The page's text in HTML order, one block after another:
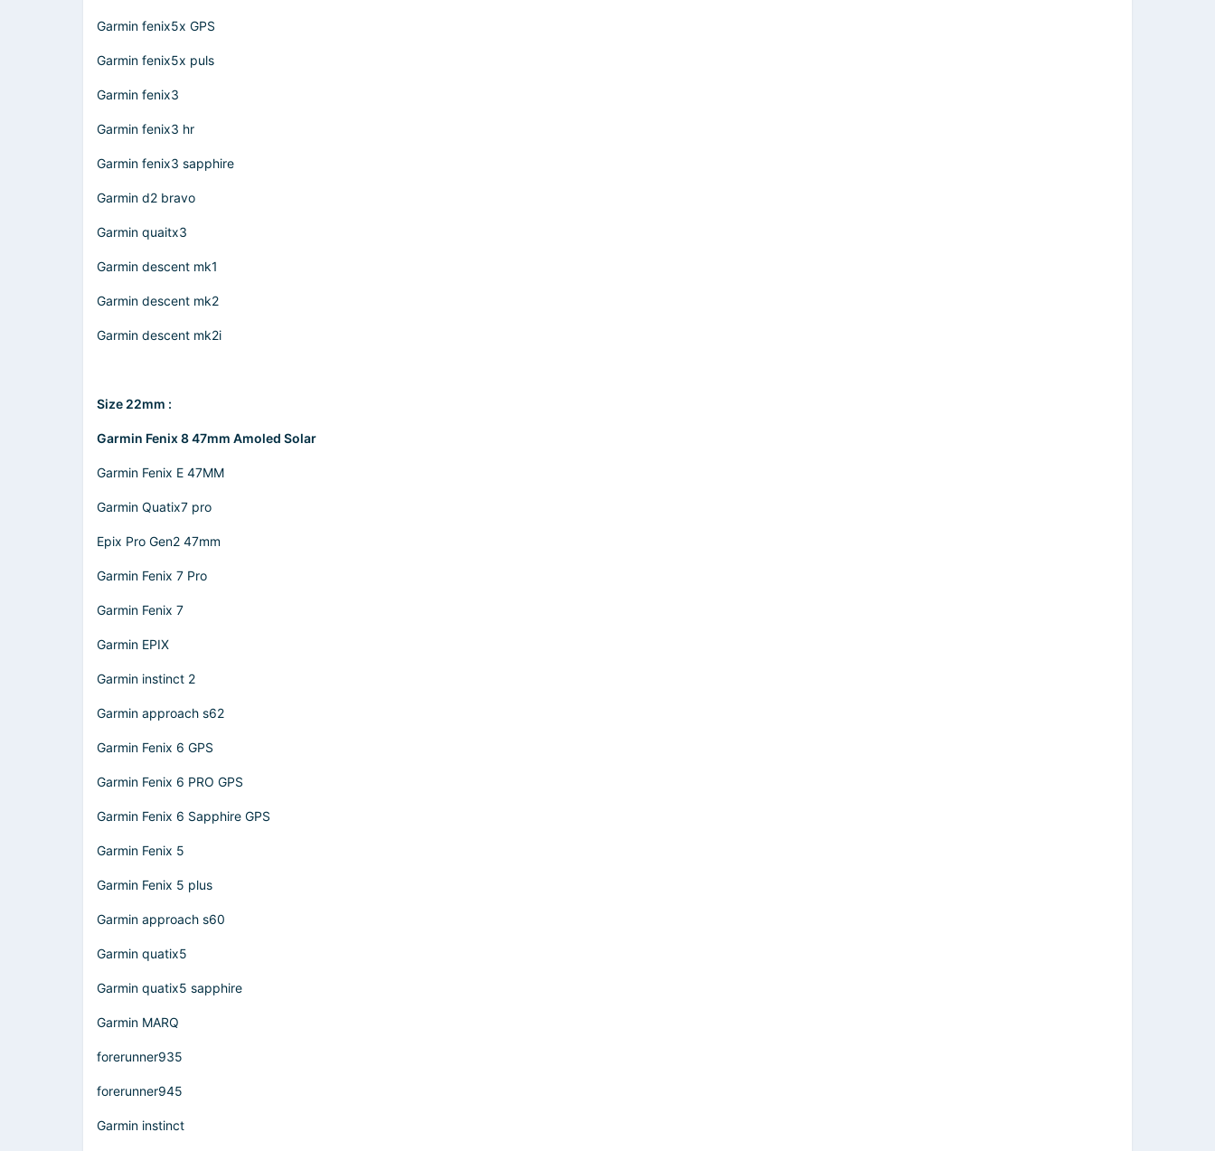
Garmin fenix5x GPS
Garmin fenix5x puls
Garmin fenix3
Garmin fenix3 hr
Garmin fenix3 sapphire
Garmin d2 bravo
Garmin quaitx3
Garmin descent mk1
Garmin descent mk2
Garmin descent mk2i
Size 22mm :
Garmin Fenix 8 47mm Amoled Solar
Garmin Fenix E 47MM
Garmin Quatix7 pro
Epix Pro Gen2 47mm
Garmin Fenix 7 Pro
Garmin Fenix 7
Garmin EPIX
Garmin instinct 2
Garmin approach s62
Garmin Fenix 6 GPS
Garmin Fenix 6 PRO GPS
Garmin Fenix 6 Sapphire GPS
Garmin Fenix 5
Garmin Fenix 5 plus
Garmin approach s60
Garmin quatix5
Garmin quatix5 sapphire
Garmin MARQ
forerunner935
forerunner945
Garmin instinct